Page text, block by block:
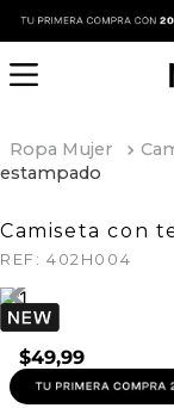
Ropa Mujer
estampado
Camiseta con
REF: 402H004
$49,99